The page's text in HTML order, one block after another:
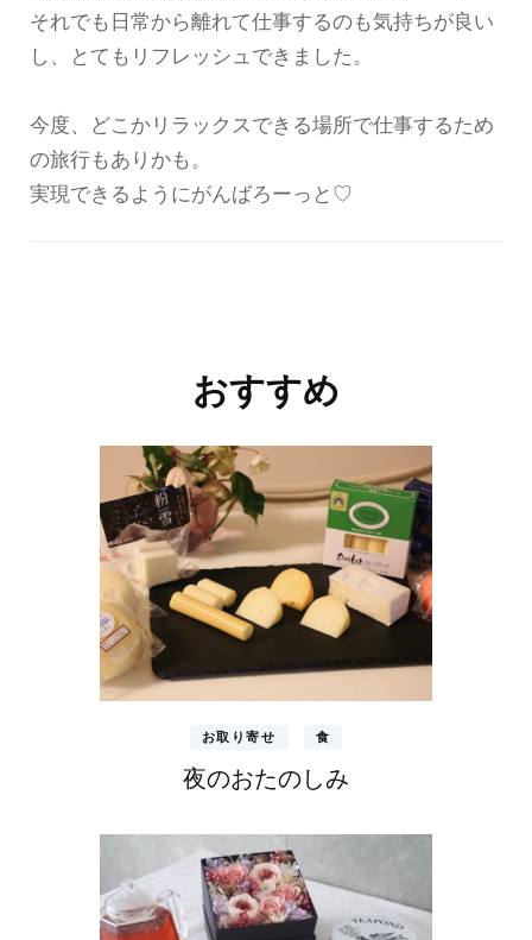
それでも日常から離れて仕事するのも気持ちが良い
し、とてもリフレッシュできました。
今度、どこかリラックスできる場所で仕事するため
の旅行もありかも。
実現できるようにがんばろーっと♡
おすすめ
お取り寄せ 食
夜のおたのしみ